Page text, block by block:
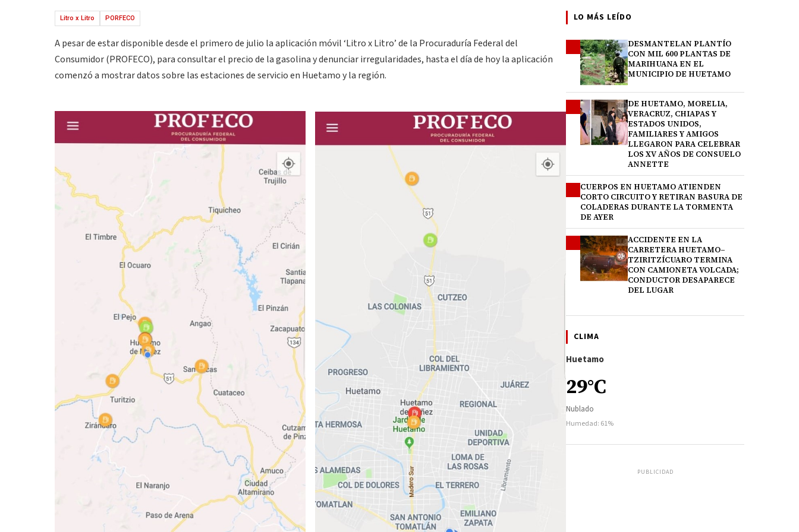
Litro x Litro PORFECO
A pesar de estar disponible desde el primero de julio la aplicación móvil ‘Litro x Litro’ de la Procuraduría Federal del
Consumidor (PROFECO), para consultar el precio de la gasolina y denunciar irregularidades, hasta el día de hoy la aplicación
comenzó a mostrar datos sobre las estaciones de servicio en Huetamo y la región.
LO MÁS LEÍDO
DESMANTELAN PLANTÍO
CON MIL 600 PLANTAS DE
MARIHUANA EN EL
MUNICIPIO DE HUETAMO
DE HUETAMO, MORELIA,
VERACRUZ, CHIAPAS Y
ESTADOS UNIDOS,
FAMILIARES Y AMIGOS
LLEGARON PARA CELEBRAR
LOS XV AÑOS DE CONSUELO
ANNETTE
CUERPOS EN HUETAMO ATIENDEN
CORTO CIRCUITO Y RETIRAN BASURA DE
COLADERAS DURANTE LA TORMENTA
DE AYER
ACCIDENTE EN LA
CARRETERA HUETAMO–
TZIRITZÍCUARO TERMINA
CON CAMIONETA VOLCADA;
CONDUCTOR DESAPARECE
DEL LUGAR
CLIMA
Huetamo
29°C
Nublado
Humedad: 61%
PUBLICIDAD